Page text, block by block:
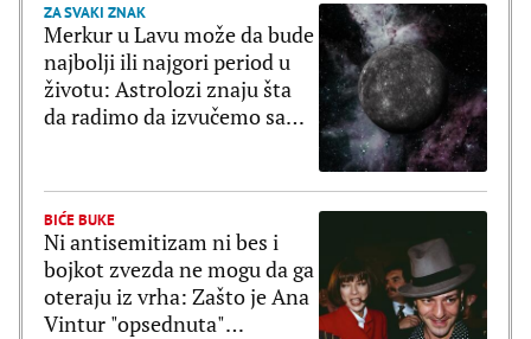
ZA SVAKI ZNAK
Merkur u Lavu može da bude
najbolji ili najgori period u
životu: Astrolozi znaju šta
da radimo da izvučemo samo
BIĆE BUKE
Ni antisemitizam ni bes i
bojkot zvezda ne mogu da ga
oteraju iz vrha: Zašto je Ana
Vintur "opsednuta"